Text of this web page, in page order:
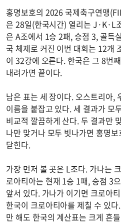
홍명보호의 2026 국제축구연맹
은 28일(한국시간) 열리는 J·K·L
은 A조에서 1승 2패, 승점 3, 골득
국 체제로 커진 이번 대회는 12개
이 32강에 오른다. 한국은 그 8번
내려가면 끝이다.
남은 표는 세 장이다. 오스트리아,
이름을 붙잡고 있다. 세 결과가 모
비교적 깔끔하게 산다. 두 결과만
나만 맞거나 모두 빗나가면 홍명
닫힌다.
가장 먼저 볼 곳은 L조다. 가나는
로아티아는 현재 1승 1패, 승점 3
앞서 있다. 가나가 이기면 크로아
한국이 크로아티아를 제칠 수 있
만 해도 한국의 계산표는 크게 흔